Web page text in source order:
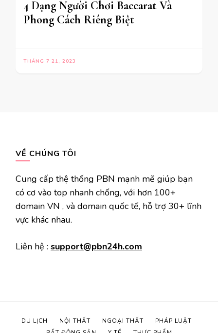
4 Dạng Người Chơi Baccarat Và
Phong Cách Riêng Biệt
THÁNG 7 21, 2023
VỀ CHÚNG TÔI
Cung cấp thệ thống PBN mạnh mẽ giúp bạn
có cơ vào top nhanh chống, với hơn 100+
domain VN , và domain quốc tế, hỗ trợ 30+ lĩnh
vực khác nhau.
Liên hệ : support@pbn24h.com
DU LỊCH NỘI THẤT NGOẠI THẤT
PHÁP LUẬT